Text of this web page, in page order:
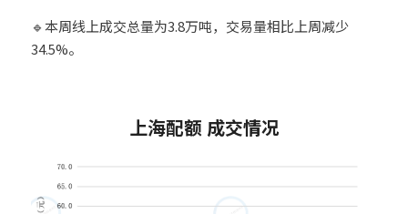
🔹本周线上成交总量为3.8万吨，交易量相比上周减少
34.5%。
上海配额 成交情况